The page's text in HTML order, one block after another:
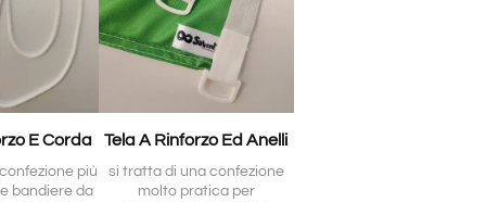
E Corda
più
bandiere da
Tela A Rinforzo Ed Anelli
si tratta di una confezione
molto pratica per